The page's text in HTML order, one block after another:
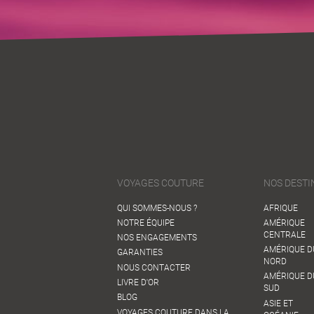
VOYAGES COUTURE
QUI SOMMES-NOUS ?
NOTRE ÉQUIPE
NOS ENGAGEMENTS
GARANTIES
NOUS CONTACTER
LIVRE D'OR
BLOG
NOS
AFRIQUE
AMÉRIQUE
CENTRALE
AMÉRIQUE
NORD
AMÉRIQUE
SUD
ASIE ET